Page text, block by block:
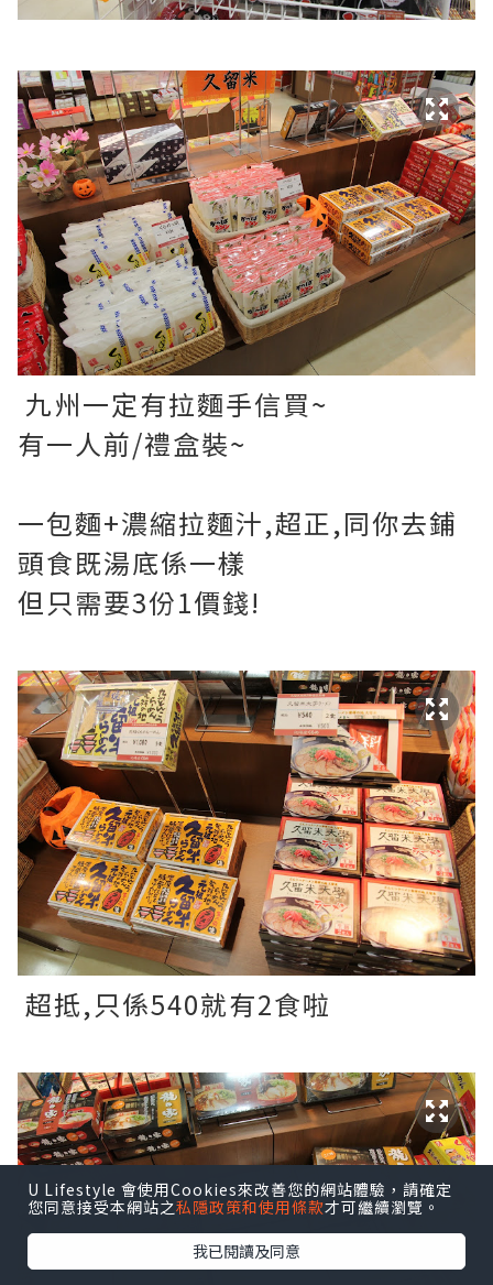
九州一定有拉麵手信買~
有一人前/禮盒裝~
一包麵+濃縮拉麵汁,超正,同你去鋪
頭食既湯底係一樣
但只需要3份1價錢!
超抵,只係540就有2食啦
U Lifestyle 會使用Cookies來改善您的網站體驗，請確定
您同意接受本網站之私隱政策和使用條款才可繼續瀏覽。
我已閱讀及同意